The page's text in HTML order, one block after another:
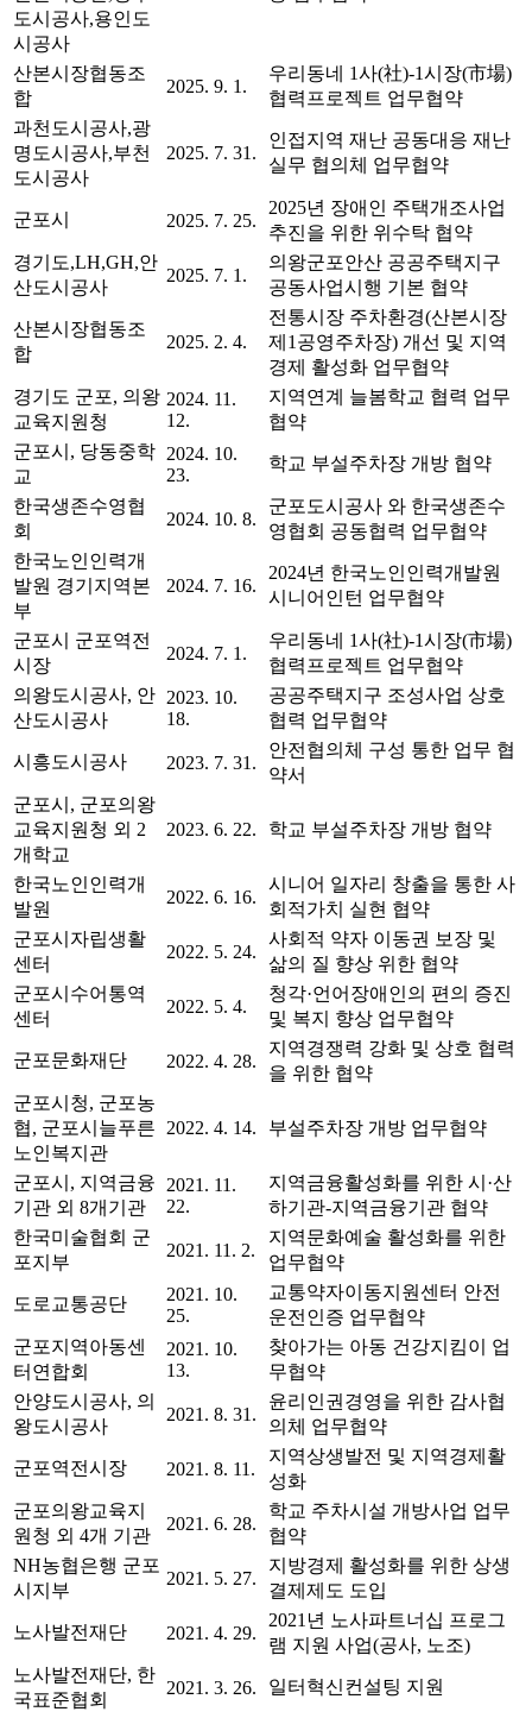
도시공사,용인도
시공사
산본시장협동조
합
2025. 9. 1.
우리동네 1사(社)-1시장(市場)
협력프로젝트 업무협약
과천도시공사,광
명도시공사,부천
도시공사
2025. 7. 31.
인접지역 재난 공동대응 재난
실무 협의체 업무협약
군포시 2025. 7. 25.
2025년 장애인 주택개조사업
추진을 위한 위수탁 협약
경기도,LH,GH,안
산도시공사
2025. 7. 1.
의왕군포안산 공공주택지구
공동사업시행 기본 협약
산본시장협동조
합
2025. 2. 4.
전통시장 주차환경(산본시장
제1공영주차장) 개선 및 지역
경제 활성화 업무협약
경기도 군포, 의왕
교육지원청
2024. 11.
12.
지역연계 늘봄학교 협력 업무
협약
군포시, 당동중학
교
2024. 10.
23.
학교 부설주차장 개방 협약
한국생존수영협
회
2024. 10. 8.
군포도시공사 와 한국생존수
영협회 공동협력 업무협약
한국노인인력개
발원 경기지역본
부
2024. 7. 16.
2024년 한국노인인력개발원
시니어인턴 업무협약
군포시 군포역전
시장
2024. 7. 1.
우리동네 1사(社)-1시장(市場)
협력프로젝트 업무협약
의왕도시공사, 안
산도시공사
2023. 10.
18.
공공주택지구 조성사업 상호
협력 업무협약
시흥도시공사 2023. 7. 31.
안전협의체 구성 통한 업무 협
약서
군포시, 군포의왕
교육지원청 외 2
개학교
2023. 6. 22. 학교 부설주차장 개방 협약
한국노인인력개
발원
2022. 6. 16.
시니어 일자리 창출을 통한 사
회적가치 실현 협약
군포시자립생활
센터
2022. 5. 24.
사회적 약자 이동권 보장 및
삶의 질 향상 위한 협약
군포시수어통역
센터
2022. 5. 4.
청각·언어장애인의 편의 증진
및 복지 향상 업무협약
군포문화재단 2022. 4. 28.
지역경쟁력 강화 및 상호 협력
을 위한 협약
군포시청, 군포농
협, 군포시늘푸른
노인복지관
2022. 4. 14. 부설주차장 개방 업무협약
군포시, 지역금융
기관 외 8개기관
2021. 11.
22.
지역금융활성화를 위한 시·산
하기관-지역금융기관 협약
한국미술협회 군
포지부
2021. 11. 2.
지역문화예술 활성화를 위한
업무협약
도로교통공단
2021. 10.
25.
교통약자이동지원센터 안전
운전인증 업무협약
군포지역아동센
터연합회
2021. 10.
13.
찾아가는 아동 건강지킴이 업
무협약
안양도시공사, 의
왕도시공사
2021. 8. 31.
윤리인권경영을 위한 감사협
의체 업무협약
군포역전시장 2021. 8. 11.
지역상생발전 및 지역경제활
성화
군포의왕교육지
원청 외 4개 기관
2021. 6. 28.
학교 주차시설 개방사업 업무
협약
NH농협은행 군포
시지부
2021. 5. 27.
지방경제 활성화를 위한 상생
결제제도 도입
노사발전재단 2021. 4. 29.
2021년 노사파트너십 프로그
램 지원 사업(공사, 노조)
노사발전재단, 한
국표준협회
2021. 3. 26. 일터혁신컨설팅 지원